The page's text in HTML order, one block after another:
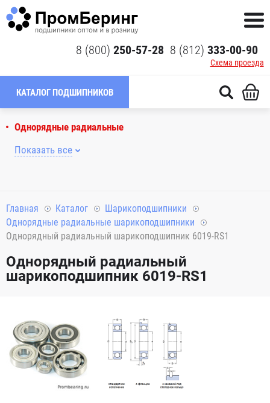
8 (800) 250-57-28 8 (812) 333-00-90
Схема проезда
КАТАЛОГ ПОДШИПНИКОВ
Однорядные радиальные
Показать все
Главная Каталог
Шарикоподшипники
Однорядные радиальные шарикоподшипники
Однорядный радиальный шарикоподшипник 6019-RS1
Однорядный радиальный
шарикоподшипник 6019-RS1